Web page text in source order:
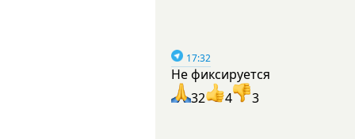
17:32
Не фиксируется
32
4 3